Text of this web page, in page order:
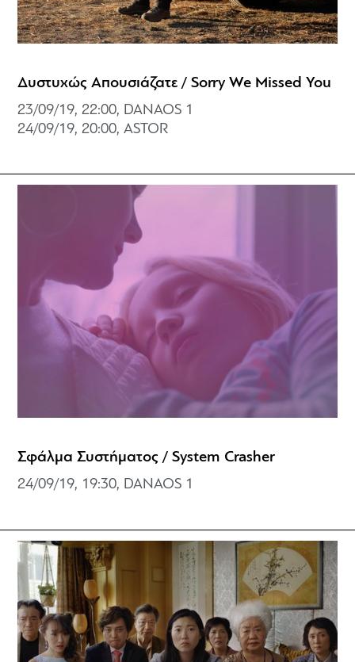
Δυστυχώς Απουσιάζατε / Sorry We Missed You
23/09/19, 22:00, DANAOS 1
24/09/19, 20:00, ASTOR
Σφάλμα Συστήματος / System Crasher
24/09/19, 19:30, DANAOS 1